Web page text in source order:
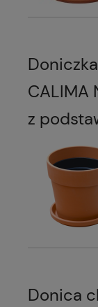
CALIMA
z
Donica